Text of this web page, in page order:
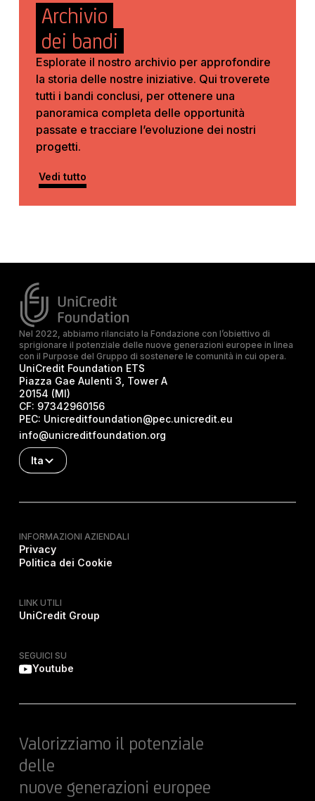
Archivio
dei bandi
Esplorate il nostro archivio per approfondire
la storia delle nostre iniziative. Qui troverete
tutti i bandi conclusi, per ottenere una
panoramica completa delle opportunità
passate e tracciare l’evoluzione dei nostri
progetti.
Vedi tutto
Nel 2022, abbiamo rilanciato la Fondazione con l’obiettivo di
sprigionare il potenziale delle nuove generazioni europee in linea
con il Purpose del Gruppo di sostenere le comunità in cui opera.
UniCredit Foundation ETS
Piazza Gae Aulenti 3, Tower A
20154 (MI)
CF: 97342960156
PEC: Unicreditfoundation@pec.unicredit.eu
info@unicreditfoundation.org
Ita
INFORMAZIONI AZIENDALI
Privacy
Politica dei Cookie
LINK UTILI
UniCredit Group
SEGUICI SU
Youtube
Valorizziamo il potenziale
delle
nuove generazioni europee